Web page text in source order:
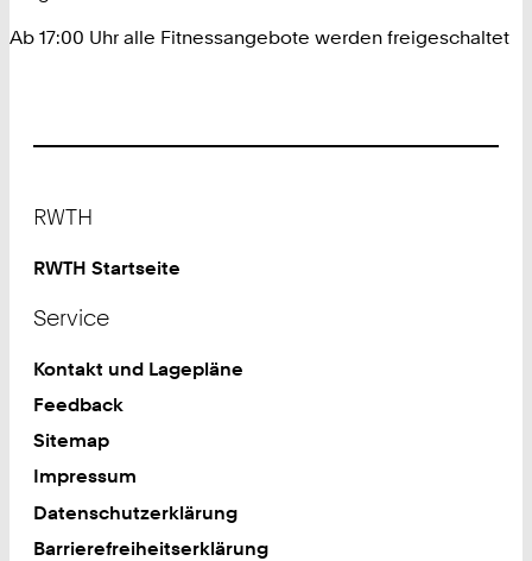
Ab 17:00 Uhr alle Fitnessangebote werden freigeschaltet
RWTH
RWTH Startseite
Service
Kontakt und Lagepläne
Feedback
Sitemap
Impressum
Datenschutzerklärung
Barrierefreiheitserklärung